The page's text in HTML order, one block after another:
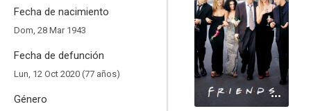
Fecha de nacimiento
Dom, 28 Mar 1943
Fecha de defunción
Lun, 12 Oct 2020 (77 años)
Género